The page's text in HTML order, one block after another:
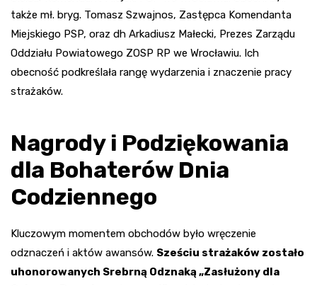
także mł. bryg. Tomasz Szwajnos, Zastępca Komendanta
Miejskiego PSP, oraz dh Arkadiusz Małecki, Prezes Zarządu
Oddziału Powiatowego ZOSP RP we Wrocławiu. Ich
obecność podkreślała rangę wydarzenia i znaczenie pracy
strażaków.
Nagrody i Podziękowania
dla Bohaterów Dnia
Codziennego
Kluczowym momentem obchodów było wręczenie
odznaczeń i aktów awansów. Sześciu strażaków zostało
uhonorowanych Srebrną Odznaką „Zasłużony dla